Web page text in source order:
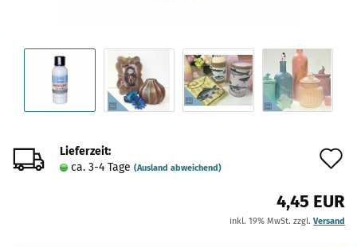
Lieferzeit:
ca. 3-4 Tage (Ausland abweichend)
4,45 EUR
inkl. 19% MwSt. zzgl. Versand